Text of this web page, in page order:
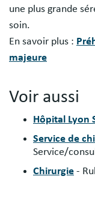
une plus grande
soin.
En savoir plus :
majeure
Voir aussi
Hôpital Lyon
Service de
Service/
Chirurgie -